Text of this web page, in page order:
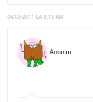
04/03/2011 LA 8:13 AM
Anonim